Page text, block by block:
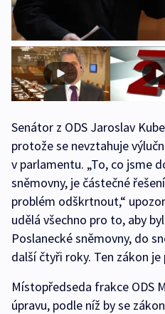
Senátor z ODS Jaroslav
protože se nevztahuje
v parlamentu. „To, co jsme
sněmovny, je částečné
problém odškrtnout,“
udělá všechno pro to, aby
Poslanecké sněmovny, do
další čtyři roky. Ten zákon
Místopředseda frakce ODS
úpravu, podle níž by se